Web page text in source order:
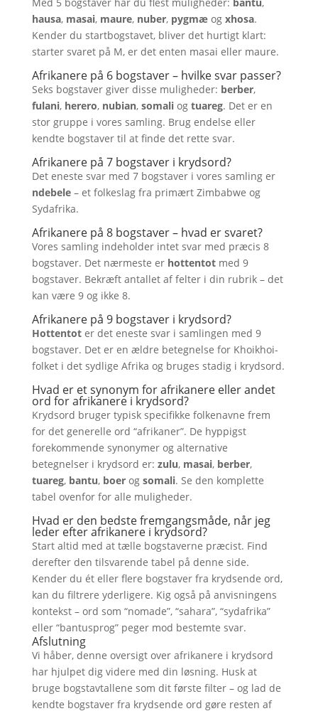
hausa, masai, maure, nuber, pygmæog xhosa.
Kender du startbogstavet, bliver det hurtigt klart:
starter svaret på M, er det enten masai eller maure.
Afrikanere på 6 bogstaver – hvilke svar passer?
Seks bogstaver giver disse muligheder: berber,
fulani, herero, nubian, somaliog tuareg. Det er en
stor gruppe i vores samling. Brug endelse eller
kendte bogstaver til at finde det rette svar.
Afrikanere på 7 bogstaver i krydsord?
Det eneste svar med 7 bogstaver i vores samling er
ndebele– et folkeslag fra primært Zimbabwe og
Sydafrika.
Afrikanere på 8 bogstaver – hvad er svaret?
Vores samling indeholder intet svar med præcis 8
bogstaver. Det nærmeste er hottentotmed 9
bogstaver. Bekræft antallet af felter i din rubrik – det
kan være 9 og ikke 8.
Afrikanere på 9 bogstaver i krydsord?
Hottentoter det eneste svar i samlingen med 9
bogstaver. Det er en ældre betegnelse for Khoikhoi-
folket i det sydlige Afrika og bruges stadig i krydsord.
Hvad er et synonym for afrikanere eller andet
ord for afrikanere i krydsord?
Krydsord bruger typisk specifikke folkenavne frem
for det generelle ord “afrikaner”. De hyppigst
forekommende synonymer og alternative
betegnelser i krydsord er: zulu, masai, berber,
tuareg, bantu, boerog somali. Se den komplette
tabel ovenfor for alle muligheder.
Hvad er den bedste fremgangsmåde, når jeg
leder efter afrikanere i krydsord?
Start altid med at tælle bogstaverne præcist. Find
derefter den tilsvarende tabel på denne side.
Kender du ét eller flere bogstaver fra krydsende ord,
kan du filtrere yderligere. Kig også på anvisningens
kontekst – ord som “nomade”, “sahara”, “sydafrika”
eller “bantusprog” peger mod bestemte svar.
Afslutning
Vi håber, denne oversigt over afrikanere i krydsord
har hjulpet dig videre med din løsning. Husk at
bruge bogstavtallene som dit første filter – og lad de
kendte bogstaver fra krydsende ord gøre resten af